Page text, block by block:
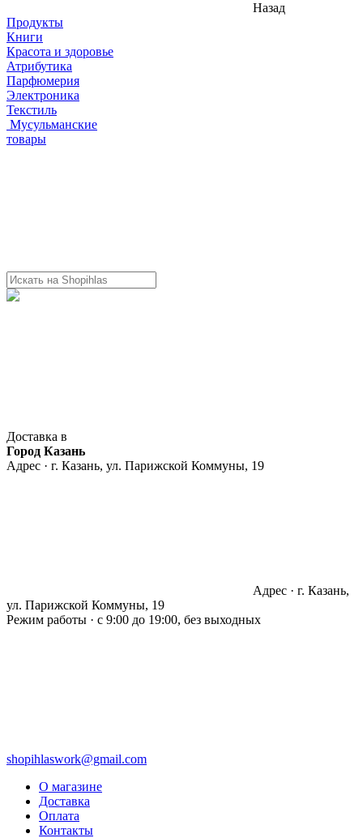
Назад
Продукты
Книги
Красота и здоровье
Атрибутика
Парфюмерия
Электроника
Текстиль
Мусульманские
товары
Доставка в
Город Казань
Адрес · г. Казань, ул. Парижской Коммуны, 19
Адрес · г. Казань,
ул. Парижской Коммуны, 19
Режим работы · с 9:00 до 19:00, без выходных
shopihlaswork@gmail.com
О магазине
Доставка
Оплата
Контакты